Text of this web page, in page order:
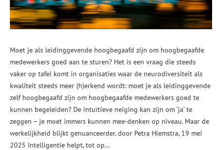
Moet je als leidinggevende hoogbegaafd zijn om hoogbegaafde
medewerkers goed aan te sturen? Het is een vraag die steeds
vaker op tafel komt in organisaties waar de neurodiversiteit als
kwaliteit steeds meer (h)erkend wordt: moet je als leidinggevende
zelf hoogbegaafd zijn om hoogbegaafde medewerkers goed te
kunnen begeleiden? De intuïtieve neiging kan zijn om ‘ja’ te
zeggen – je moet immers kunnen mee-denken op niveau. Maar de
werkelijkheid blijkt genuanceerder. door Petra Hiemstra, 19 mei
2025 Intelligentie helpt, tot op…